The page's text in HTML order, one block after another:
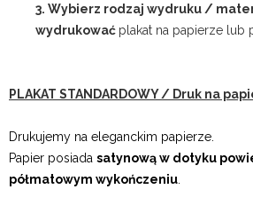
3. Wybierz rodzaj wydruku /
wydrukować plakat na papierze lub
PLAKAT STANDARDOWY / Druk na
Drukujemy na eleganckim papierze.
Papier posiada satynową w dotyku
półmatowym wykończeniu